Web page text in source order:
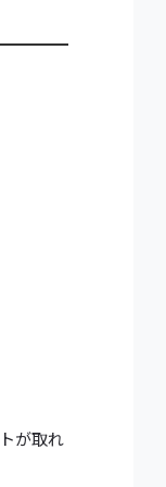
が取れ